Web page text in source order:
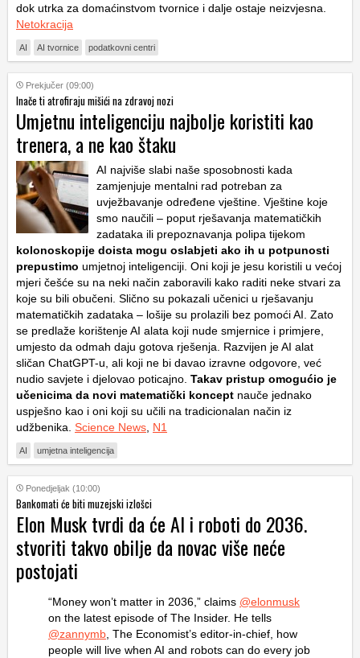
dok utrka za domaćinstvom tvornice i dalje ostaje neizvjesna.
Netokracija
AI AI tvornice podatkovni centri
Prekjučer (09:00)
Inače ti atrofiraju mišići na zdravoj nozi
Umjetnu inteligenciju najbolje koristiti kao
trenera, a ne kao štaku
AI najviše slabi naše sposobnosti kada
zamjenjuje mentalni rad potreban za
uvježbavanje određene vještine. Vještine koje
smo naučili – poput rješavanja matematičkih
zadataka ili prepoznavanja polipa tijekom
kolonoskopije doista mogu oslabjeti ako ih u potpunosti
prepustimo umjetnoj inteligenciji. Oni koji je jesu koristili u većoj
mjeri češće su na neki način zaboravili kako raditi neke stvari za
koje su bili obučeni. Slično su pokazali učenici u rješavanju
matematičkih zadataka – lošije su prolazili bez pomoći AI. Zato
se predlaže korištenje AI alata koji nude smjernice i primjere,
umjesto da odmah daju gotova rješenja. Razvijen je AI alat
sličan ChatGPT-u, ali koji ne bi davao izravne odgovore, već
nudio savjete i djelovao poticajno. Takav pristup omogućio je
učenicima da novi matematički koncept nauče jednako
uspješno kao i oni koji su učili na tradicionalan način iz
udžbenika. Science News N1
AI umjetna inteligencija
Ponedjeljak (10:00)
Bankomati će biti muzejski izlošci
Elon Musk tvrdi da će AI i roboti do 2036.
stvoriti takvo obilje da novac više neće
postojati
“Money won’t matter in 2036,” claims @elonmusk
on the latest episode of The Insider. He tells
@zannymb , The Economist’s editor-in-chief, how
people will live when AI and robots can do every job